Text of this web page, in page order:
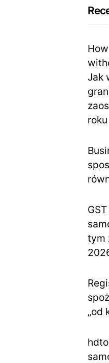
Jak
roku
tym
„od